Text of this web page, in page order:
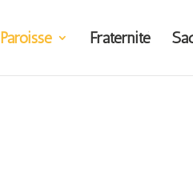
Paroisse Fraternité